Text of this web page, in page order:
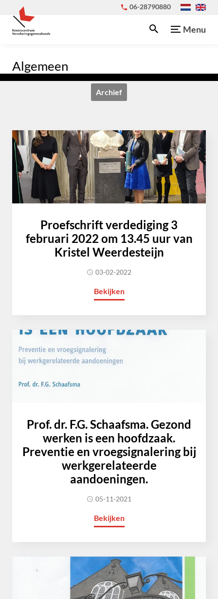
06-28790880
Menu
Algemeen
Archief
Proefschrift verdediging 3
februari 2022 om 13.45 uur van
Kristel Weerdesteijn
03-02-2022
Bekijken
Prof. dr. F.G. Schaafsma. Gezond
werken is een hoofdzaak.
Preventie en vroegsignalering bij
werkgerelateerde
aandoeningen.
05-11-2021
Bekijken